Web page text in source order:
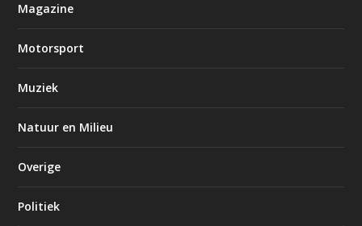
Magazine
Motorsport
Muziek
Natuur en Milieu
Overige
Politiek